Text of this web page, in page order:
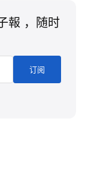
報 ，随时
订阅